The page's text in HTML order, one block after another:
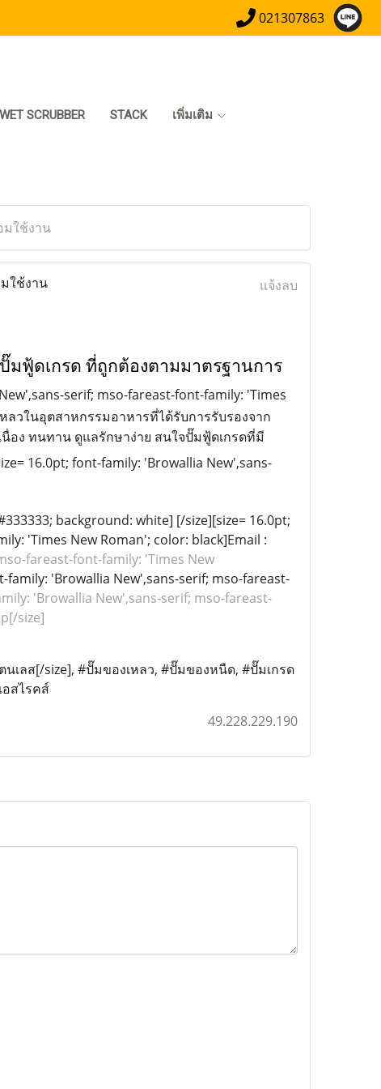
021307863
WET SCRUBBER STACK เพิ่มเติม
มใช้งาน
ใช้งาน
แจ้งลบ
มฟู้ดเกรด ที่ถูกต้องตามมาตรฐานการ
serif; mso-fareast-font-family: 'Times
ลวในอุตสาหกรรมอาหารที่ได้รับการรับรองจาก
นื่อง ทนทาน ดูแลรักษาง่าย สนใจปั๊มฟู้ดเกรดที่มี
16.0pt; font-family: 'Browallia New',sans-
background: white] [/size][size= 16.0pt;
'Times New Roman'; color: black]Email :
fareast-font-family: 'Times New
family: 'Browallia New',sans-serif; mso-fareast-
'Browallia New',sans-serif; mso-fareast-
size]
เลส[/size], #ปั๊มของเหลว, #ปั๊มของหนืด, #ปั๊มเกรด
อสไรคส์
49.228.229.190